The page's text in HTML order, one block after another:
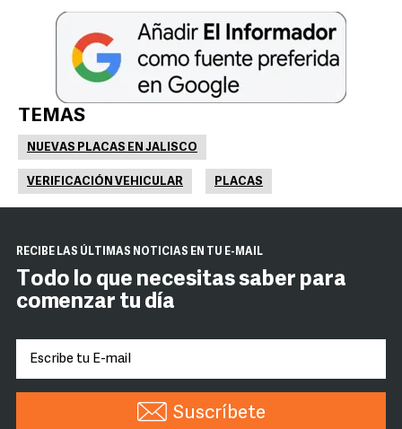
TEMAS
NUEVAS PLACAS EN JALISCO
VERIFICACIÓN VEHICULAR PLACAS
RECIBE LAS ÚLTIMAS NOTICIAS EN TU E-MAIL
Todo lo que necesitas saber para
comenzar tu día
Suscríbete